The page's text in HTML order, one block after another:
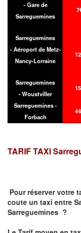
- Gare de
Sarreguemines
Sarreguemines
- Aéroport de Metz-
Nancy-Lorraine
Sarreguemines
- Woustviller
Sarreguemines -
Forbach
TARIF TAXI
Pour réserver votre
coute un taxi entre
Sarreguemines ?